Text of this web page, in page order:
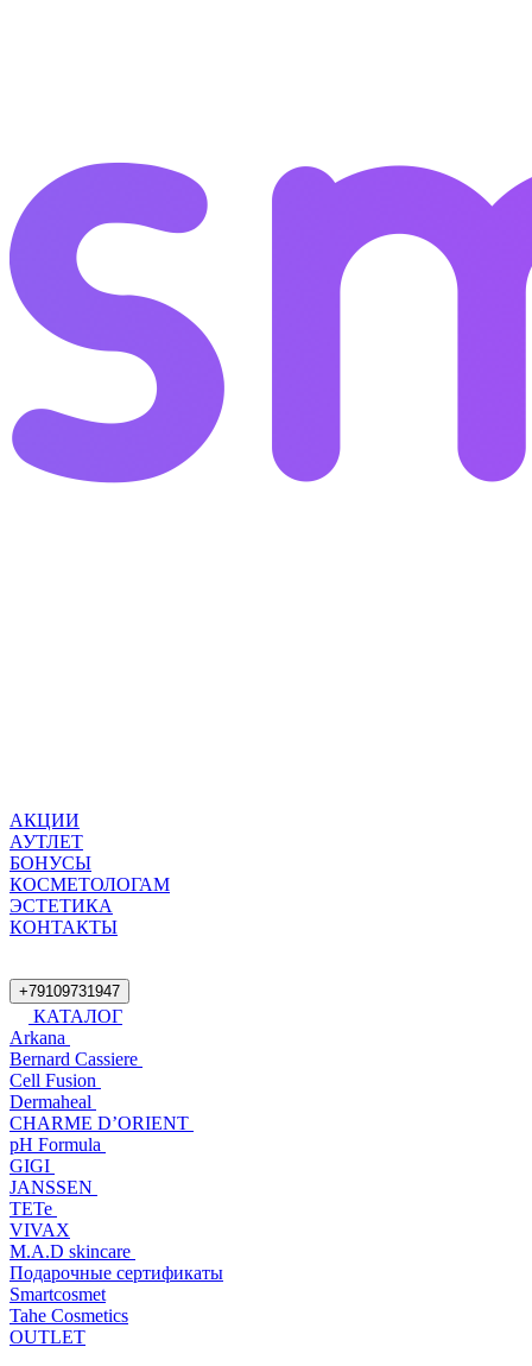
АКЦИИ
АУТЛЕТ
БОНУСЫ
КОСМЕТОЛОГАМ
ЭСТЕТИКА
КОНТАКТЫ
+79109731947
КАТАЛОГ
Arkana
Bernard Cassiere
Cell Fusion
Dermaheal
CHARME D’ORIENT
pH Formula
GIGI
JANSSEN
TETe
VIVAX
M.A.D skincare
Подарочные сертификаты
Smartcosmet
Tahe Cosmetics
OUTLET